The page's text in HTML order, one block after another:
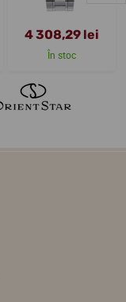
4 308,29 lei
În stoc